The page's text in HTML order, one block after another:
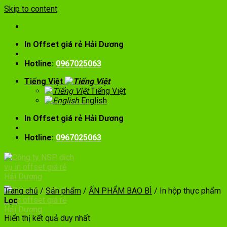
Skip to content
In Offset giá rẻ Hải Dương
Hotline: 0967025063
Tiếng Việt
Tiếng Việt
English
In Offset giá rẻ Hải Dương
Hotline: 0967025063
Trang chủ / Sản phẩm / ẤN PHẨM BAO BÌ / In hộp thực phẩm
Lọc
Hiển thị kết quả duy nhất